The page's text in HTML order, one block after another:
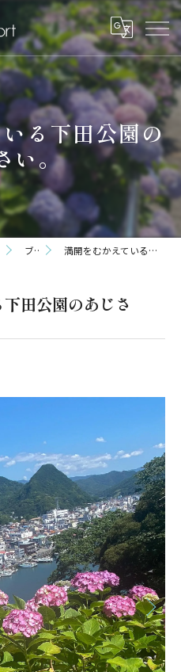
る下田公園の
い。
ブログ 満開をむかえている下田公園のあじさい。
田公園のあじさ